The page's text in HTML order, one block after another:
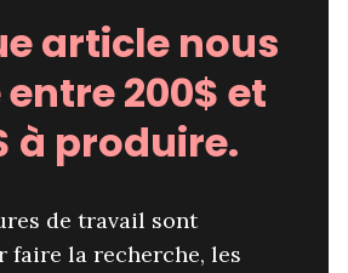
article nous
200$ et
à produire.
de travail sont
faire la recherche, les